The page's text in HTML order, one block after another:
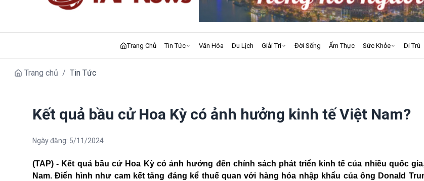
Trang Chủ Tin Tức Văn Hóa Du Lịch Giải Trí Đời Sống Ẩm Thực Sức Khỏe Di Trú
Trang chủ / Tin Tức
Kết quả bầu cử Hoa Kỳ có ảnh hưởng kinh tế Việt Nam?
Ngày đăng: 5/11/2024
(TAP) - Kết quả bầu cử Hoa Kỳ có ảnh hưởng đến chính sách phát triển kinh tế của nhiều quốc
Nam. Điển hình như cam kết tăng đáng kể thuế quan với hàng hóa nhập khẩu của ông Donald